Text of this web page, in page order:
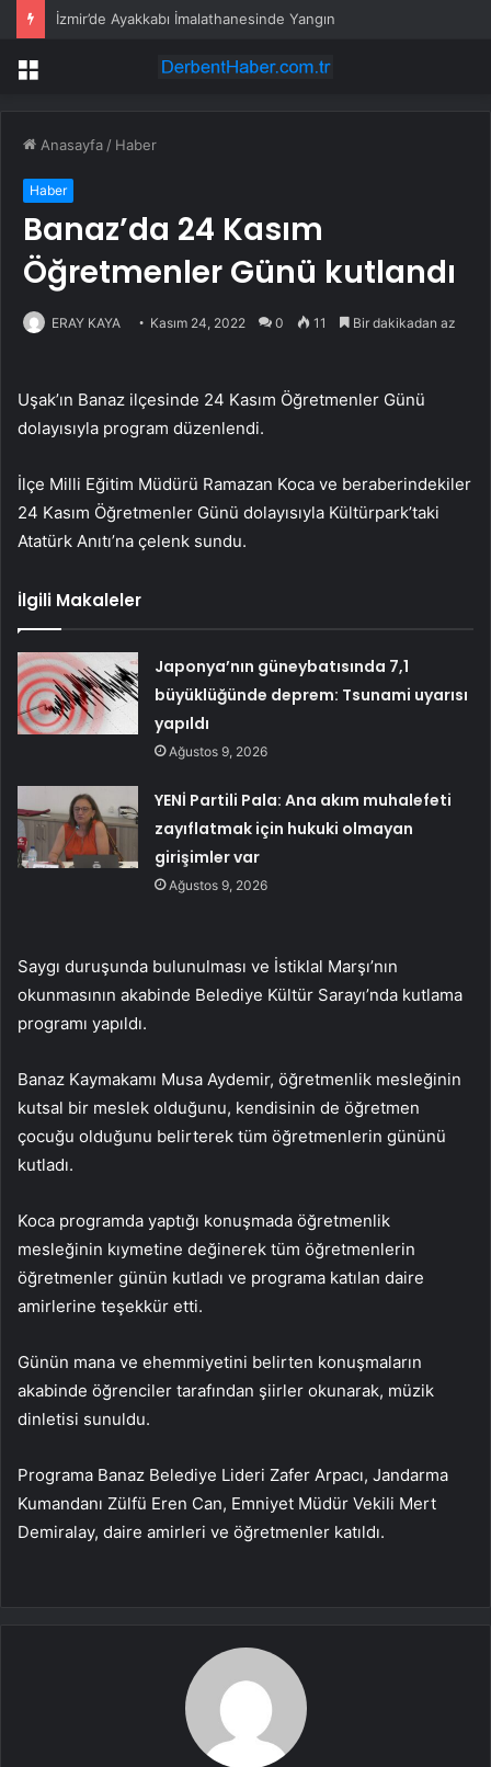
İzmir’de Ayakkabı İmalathanesinde Yangın
Menü
Anasayfa / Haber
Haber
Banaz’da 24 Kasım
Öğretmenler Günü kutlandı
ERAY KAYA Kasım 24, 2022 0 11 Bir dakikadan az
Uşak’ın Banaz ilçesinde 24 Kasım Öğretmenler Günü
dolayısıyla program düzenlendi.
İlçe Milli Eğitim Müdürü Ramazan Koca ve beraberindekiler
24 Kasım Öğretmenler Günü dolayısıyla Kültürpark’taki
Atatürk Anıtı’na çelenk sundu.
İlgili Makaleler
Japonya’nın güneybatısında 7,1
büyüklüğünde deprem: Tsunami uyarısı
yapıldı
Ağustos 9, 2026
YENİ Partili Pala: Ana akım muhalefeti
zayıflatmak için hukuki olmayan
girişimler var
Ağustos 9, 2026
Saygı duruşunda bulunulması ve İstiklal Marşı’nın
okunmasının akabinde Belediye Kültür Sarayı’nda kutlama
programı yapıldı.
Banaz Kaymakamı Musa Aydemir, öğretmenlik mesleğinin
kutsal bir meslek olduğunu, kendisinin de öğretmen
çocuğu olduğunu belirterek tüm öğretmenlerin gününü
kutladı.
Koca programda yaptığı konuşmada öğretmenlik
mesleğinin kıymetine değinerek tüm öğretmenlerin
öğretmenler günün kutladı ve programa katılan daire
amirlerine teşekkür etti.
Günün mana ve ehemmiyetini belirten konuşmaların
akabinde öğrenciler tarafından şiirler okunarak, müzik
dinletisi sunuldu.
Programa Banaz Belediye Lideri Zafer Arpacı, Jandarma
Kumandanı Zülfü Eren Can, Emniyet Müdür Vekili Mert
Demiralay, daire amirleri ve öğretmenler katıldı.